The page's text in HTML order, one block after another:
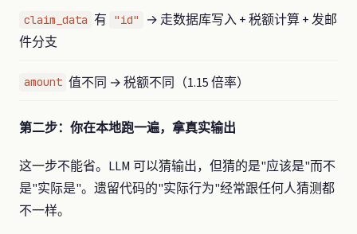
claim_data 有 "id"
→ 走数据库写入 + 税额计算 + 发邮
件分支
amount 值不同 → 税额不同（1.15 倍率）
第二步：你在本地跑一遍，拿真实输出
这一步不能省。LLM 可以猜输出，但猜的是"应该是"而不
是"实际是"。遗留代码的"实际行为"经常跟任何人猜测都
不一样。